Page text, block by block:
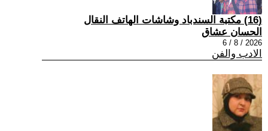
(16) مكتبة السندباد وشاشات الهاتف النقال
الحسان عشاق
2026 / 8 / 6
الادب والفن